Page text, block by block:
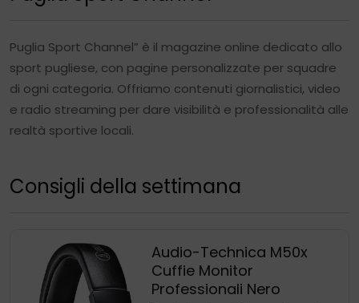
Puglia Sport Channel” è il magazine online dedicato allo
sport pugliese, con pagine personalizzate per squadre
di ogni categoria. Offriamo contenuti giornalistici, video
e radio streaming per dare visibilità e professionalità alle
realtà sportive locali.
Consigli della settimana
Audio-Technica M50x
Cuffie Monitor
Professionali Nero